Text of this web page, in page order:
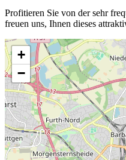
Profitieren Sie von der sehr
freuen uns, Ihnen dieses
+
−